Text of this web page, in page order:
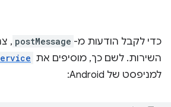
כדי לקבל הודעות מ- postMessage
,
השירות. לשם כך, מוסיפים את
למניפסט של Android: